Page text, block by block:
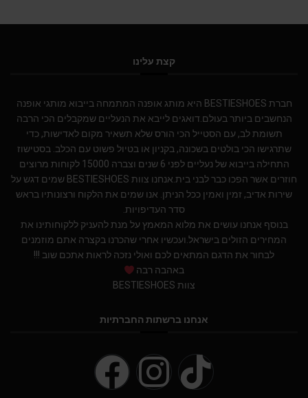
קצת עלינו
חברת BESTIESHOES היא מותג אופנה המתמחה בייבוא מותגי אופנה
הנחשבים ביותר בעולם.דואגים לייבא את הנעליים שמקבלים הכי הרבה
תשומת לב, עם הסטייל הכי הורס שלא תשאיר מקום לאדישות, כדי
שתרגישו הכי בולטים בשכונה, בקניון או בטיול פשוט עם הכלב. בסטישוז
התחילה בייבוא של נעליים לפני 6 שנים וצברה 15000 לקוחות מרוצים
חוזרים אשר הפכו כבר לבני בית.אנחנו צוות BESTIESHOES שמים דגש על
שירות אדיב, זמין ואמין ככל הניתן. אנו שמים את הלקוח ורצונותיו בראש
סדר העדיפויות.
בנוסף אנחנו עושים את מלוא המאמץ על מנת להעניק ללקוחותינו את
המחירים הזולים בישראל.ועכשיו אחרי שהכרנו בקצרה אתם מוזמנים
לבחור את הדגם המתאים לכם ואולי נזכה לראות אתכם שוב !!!
באהבה רבה
צוות BESTIESHOES
אנחנו ברשתות החברתיות